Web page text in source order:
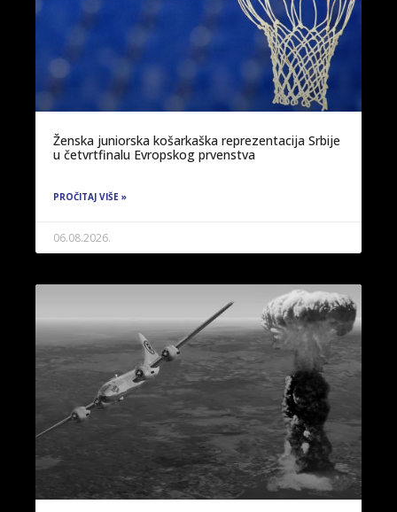
Ženska juniorska košarkaška reprezentacija Srbije
u četvrtfinalu Evropskog prvenstva
PROČITAJ VIŠE »
06.08.2026.